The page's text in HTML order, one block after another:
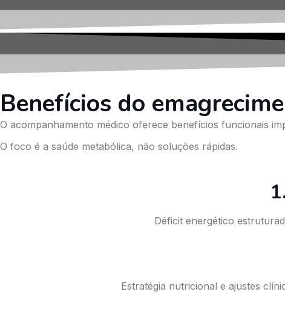
Benefícios do
O acompanhamento médico oferece benefícios funcionais
O foco é a saúde metabólica, não soluções rápidas.
Déficit energético
Estratégia nutricional e ajustes